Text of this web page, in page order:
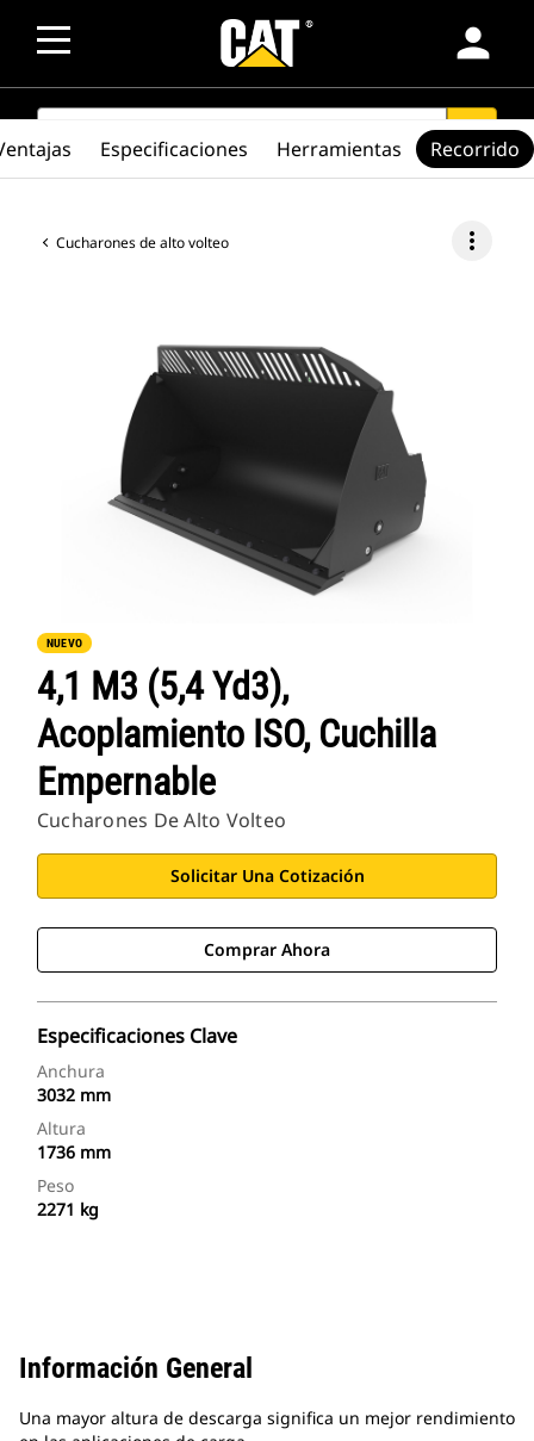
person
SEARCH search
Cucharones de alto volteo more_vert
NUEVO
4,1 M3 (5,4 Yd3),
Acoplamiento ISO, Cuchilla
Empernable
Cucharones De Alto Volteo
Solicitar Una Cotización
Comprar Ahora
Especificaciones Clave
Anchura
3032 mm
Altura
1736 mm
Peso
2271 kg
Especificaciones Herramientas Recorrido
Información General
Una mayor altura de descarga significa un mejor rendimiento